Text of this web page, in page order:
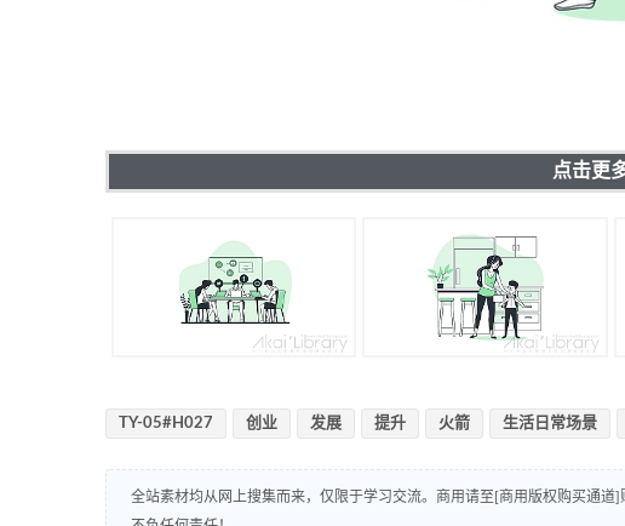
点击更
TY-05#H027 创业 发展 提升 火箭 生活日常场景
全站素材均从网上搜集而来，仅限于学习交流。商用请至[商用版权购买通